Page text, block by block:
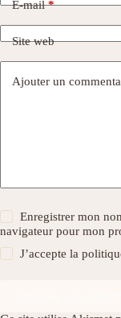
E-mail*
Site web
Ajouter un
Enregistrer mon
navigateur pour mon
J’accepte la